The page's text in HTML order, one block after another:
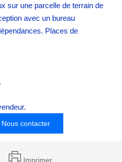
sur une parcelle de terrain de
avec un bureau
Places de
Nous contacter
Imprimer